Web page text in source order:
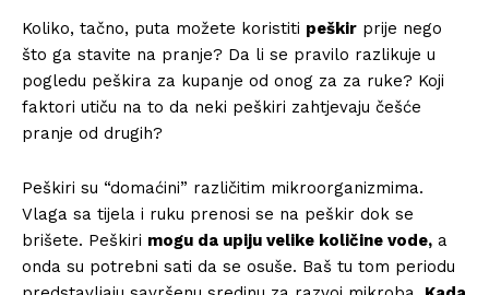
Koliko, tačno, puta možete koristiti peškir prije nego
što ga stavite na pranje? Da li se pravilo razlikuje u
pogledu peškira za kupanje od onog za za ruke? Koji
faktori utiču na to da neki peškiri zahtjevaju češće
pranje od drugih?
Peškiri su “domaćini” različitim mikroorganizmima.
Vlaga sa tijela i ruku prenosi se na peškir dok se
brišete. Peškiri mogu da upiju velike količine vode, a
onda su potrebni sati da se osuše. Baš tu tom periodu